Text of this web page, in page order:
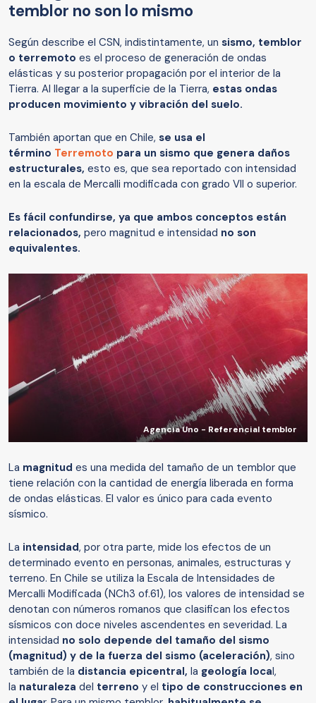
temblor no son lo mismo
Según describe el CSN, indistintamente, un sismo, temblor
o terremoto es el proceso de generación de ondas
elásticas y su posterior propagación por el interior de la
Tierra. Al llegar a la superficie de la Tierra, estas ondas
producen movimiento y vibración del suelo.
También aportan que en Chile, se usa el
término Terremoto para un sismo que genera daños
estructurales, esto es, que sea reportado con intensidad
en la escala de Mercalli modificada con grado VII o superior.
Es fácil confundirse, ya que ambos conceptos están
relacionados, pero magnitud e intensidad no son
equivalentes.
Agencia Uno - Referencial temblor
La magnitud es una medida del tamaño de un temblor que
tiene relación con la cantidad de energía liberada en forma
de ondas elásticas. El valor es único para cada evento
sísmico.
La intensidad, por otra parte, mide los efectos de un
determinado evento en personas, animales, estructuras y
terreno. En Chile se utiliza la Escala de Intensidades de
Mercalli Modificada (NCh3 of.61), los valores de intensidad se
denotan con números romanos que clasifican los efectos
sísmicos con doce niveles ascendentes en severidad. La
intensidad no solo depende del tamaño del sismo
(magnitud) y de la fuerza del sismo (aceleración), sino
también de la distancia epicentral, la geología local,
la naturaleza del terreno y el tipo de construcciones en